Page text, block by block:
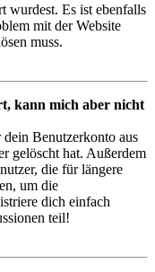
wurdest. Es ist ebenfalls
mit der Website
muss.
kann mich aber nicht
Benutzerkonto aus
gelöscht hat. Außerdem
die für längere
um die
dich einfach
teil!